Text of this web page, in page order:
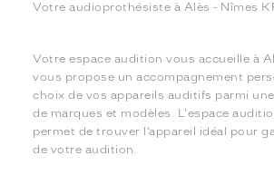
Votre audioprothésiste à Alès - Nîmes
Votre espace audition vous accueille à
vous propose un accompagnement
choix de vos appareils auditifs parmi
de marques et modèles. L'espace
permet de trouver l’appareil idéal pour
de votre audition.